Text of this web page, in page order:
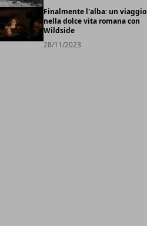
Finalmente l'alba: un viaggio
nella dolce vita romana con
Wildside
28/11/2023